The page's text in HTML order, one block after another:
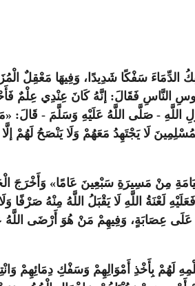
الدِّمَاءَ سَفْكًا شَدِيدًا، وَفِيهَا مَعْقِلٌ
النَّاسِ فَقَالَ: إنَّهُ كَانَ عِنْدِي عِلْمٌ
- صَلَّى اللَّهُ عَلَيْهِ وَسَلَّمَ - قَالَ:
لَا يَجْتَهِدُ مَعَهُمْ وَلَا يَنْصَحُ لَهُمْ
مِنْ مَسِيرَةِ سَبْعِينَ عَامًا»
لَعْنَةُ اللَّهِ لَا يَقْبَلُ اللَّهُ مِنْهُ صَرْفًا
عِصَابَةٍ، وَفِيهِمْ مَنْ هُوَ أَرْضَى اللَّهُ
بِأَخْذِ أَمْوَالِهِمْ وَسَفْكِ دِمَائِهِمْ